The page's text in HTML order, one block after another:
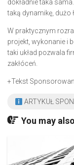
dokładnie taka
taką dynamikę, dużo
W praktycznym
projekt, wykonanie i
taki układ pozwala
zakłóceń.
+Tekst
ARTYKUŁ
You may